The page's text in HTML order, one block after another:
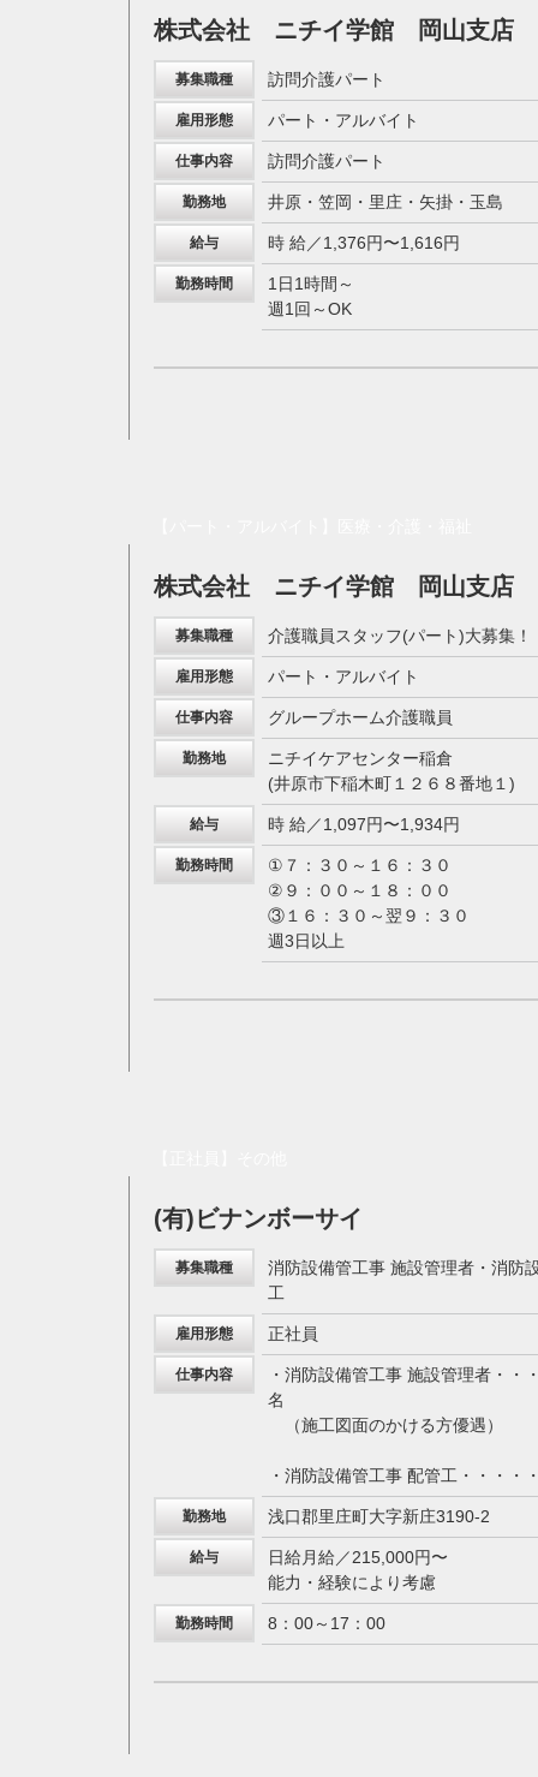
株式会社 ニチイ学館 岡山支店
募集職種 訪問介護パート
雇用形態 パート・アルバイト
仕事内容 訪問介護パート
勤務地 井原・笠岡・里庄・矢掛・玉島
給与 時 給／1,376円〜1,616円
勤務時間
1日1時間～
週1回～OK
株式会社 ニチイ学館 岡山支店
募集職種 介護職員スタッフ(パート)大募集！
雇用形態 パート・アルバイト
仕事内容 グループホーム介護職員
勤務地
ニチイケアセンター稲倉
(井原市下稲木町１２６８番地１)
給与 時 給／1,097円〜1,934円
勤務時間
①７：３０～１６：３０
②９：００～１８：００
③１６：３０～翌９：３０
週3日以上
(有)ビナンボーサイ
募集職種
消防設備管工事 施設管理者・消防
工
雇用形態 正社員
仕事内容
・消防設備管工事 施設管理者・・
名
（施工図面のかける方優遇）
・消防設備管工事 配管工・・・・
勤務地 浅口郡里庄町大字新庄3190-2
給与
日給月給／215,000円〜
能力・経験により考慮
勤務時間 8：00～17：00